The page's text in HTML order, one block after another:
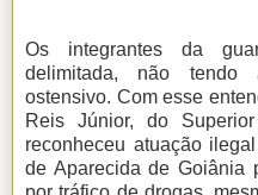
Os integrantes da
delimitada, não tendo
ostensivo. Com esse
Reis Júnior, do
reconheceu atuação
de Aparecida de Goiânia